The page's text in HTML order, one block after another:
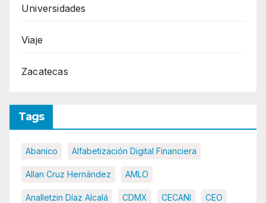
Universidades
Viaje
Zacatecas
Tags
Abanico Alfabetización Digital Financiera
Allan Cruz Hernández AMLO
Analletzin Díaz Alcalá CDMX CECANI CEO